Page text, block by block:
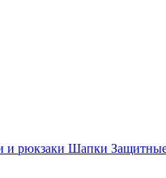
и рюкзаки Шапки